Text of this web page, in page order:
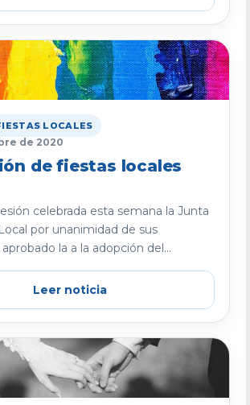
LOCALES
de 2020
de fiestas locales
celebrada esta semana la Junta
por unanimidad de sus
la a la adopción del...
Leer noticia